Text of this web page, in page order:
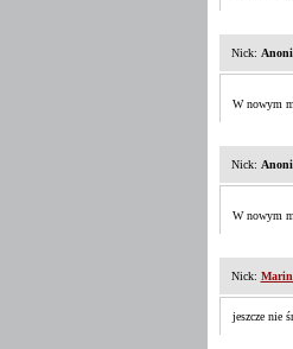
Nick:
W nowym
Nick:
W nowym
Nick:
jeszcze nie